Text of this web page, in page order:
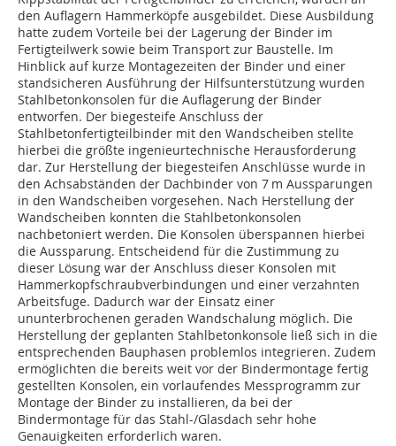
den Auflagern Hammerköpfe ausgebildet. Diese Ausbildung
hatte zudem Vorteile bei der Lagerung der Binder im
Fertigteilwerk sowie beim Transport zur Baustelle. Im
Hinblick auf kurze Montagezeiten der Binder und einer
standsicheren Ausführung der Hilfsunterstützung wurden
Stahlbetonkonsolen für die Auflagerung der Binder
entworfen. Der biegesteife Anschluss der
Stahlbetonfertigteilbinder mit den Wandscheiben stellte
hierbei die größte ingenieurtechnische Herausforderung
dar. Zur Herstellung der biegesteifen Anschlüsse wurde in
den Achsabständen der Dachbinder von 7 m Aussparungen
in den Wandscheiben vorgesehen. Nach Herstellung der
Wandscheiben konnten die Stahlbetonkonsolen
nachbetoniert werden. Die Konsolen überspannen hierbei
die Aussparung. Entscheidend für die Zustimmung zu
dieser Lösung war der Anschluss dieser Konsolen mit
Hammerkopfschraubverbindungen und einer verzahnten
Arbeitsfuge. Dadurch war der Einsatz einer
ununterbrochenen geraden Wandschalung möglich. Die
Herstellung der geplanten Stahlbetonkonsole ließ sich in die
entsprechenden Bauphasen problemlos integrieren. Zudem
ermöglichten die bereits weit vor der Bindermontage fertig
gestellten Konsolen, ein vorlaufendes Messprogramm zur
Montage der Binder zu installieren, da bei der
Bindermontage für das Stahl-/Glasdach sehr hohe
Genauigkeiten erforderlich waren.